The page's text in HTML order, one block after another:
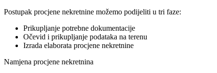
Postupak procjene nekretnine možemo podijeliti u tri faze:
Prikupljanje potrebne dokumentacije
Očevid i prikupljanje podataka na terenu
Izrada elaborata procjene nekretnine
Namjena procjene nekretnina